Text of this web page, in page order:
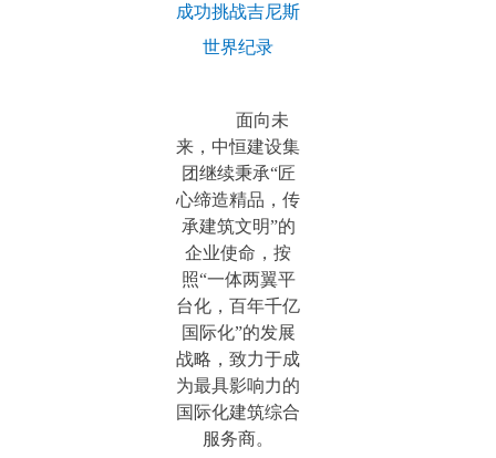
成功挑战吉尼斯
世界纪录
面向未
来，中恒建设集
团继续秉承“匠
心缔造精品，传
承建筑文明”的
企业使命，按
照“一体两翼平
台化，百年千亿
国际化”的发展
战略，致力于成
为最具影响力的
国际化建筑综合
服务商。